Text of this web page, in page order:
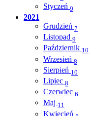
Styczeń 9
2021
Grudzień 7
Listopad 9
Październik 10
Wrzesień 8
Sierpień 10
Lipiec 8
Czerwiec 6
Maj 11
Kwiecień